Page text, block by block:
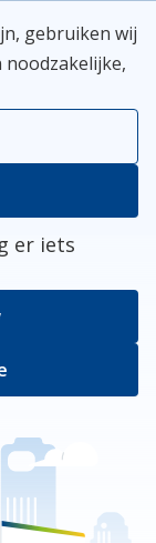
Open
er iets
gebruiken wij
noodzakelijke,